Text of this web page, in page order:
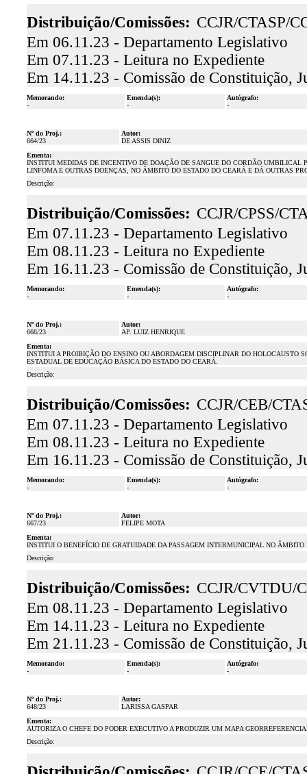
Distribuição/Comissões: CCJR/CTASP/
Em 06.11.23 - Departamento Legislativo
Em 07.11.23 - Leitura no Expediente
Em 14.11.23 - Comissão de Constituição,
Memorando:
-
Emenda(s):
-
Autógrafo:
-
Nº do Proj.:
664/23
Autor:
DE ASSIS DINIZ
Ementa:
INSTITUI MEDIDAS DE INCENTIVO DE DOAÇÃO DE SANGUE DO CORDÃO
LINFOMA E OUTRAS DOENÇAS, NO ÂMBITO DO ESTADO DO CEARÁ E DÁ OUTRAS
Descrição:
Distribuição/Comissões: CCJR/CPSS/
Em 07.11.23 - Departamento Legislativo
Em 08.11.23 - Leitura no Expediente
Em 16.11.23 - Comissão de Constituição,
Memorando:
-
Emenda(s):
-
Autógrafo:
-
Nº do Proj.:
666/23
Autor:
AP. LUIZ HENRIQUE
Ementa:
INSTITUI A PROIBIÇÃO DO ENSINO OU ABORDAGEM DISCIPLINAR DO HOLOCAUSTO
ESTADUAL DE EDUCAÇÃO BÁSICA DO ESTADO DO CEARÁ.
Descrição:
Distribuição/Comissões: CCJR/CEB/
Em 07.11.23 - Departamento Legislativo
Em 08.11.23 - Leitura no Expediente
Em 16.11.23 - Comissão de Constituição,
Memorando:
-
Emenda(s):
-
Autógrafo:
-
Nº do Proj.:
667/23
Autor:
FELIPE MOTA
Ementa:
INSTITUI O BENEFÍCIO DE GRATUIDADE DA PASSAGEM INTERMUNICIPAL NO
Descrição:
Distribuição/Comissões: CCJR/CVTDU/
Em 08.11.23 - Departamento Legislativo
Em 14.11.23 - Leitura no Expediente
Em 21.11.23 - Comissão de Constituição,
Memorando:
-
Emenda(s):
-
Autógrafo:
-
Nº do Proj.:
648/23
Autor:
LARISSA GASPAR
Ementa:
AUTORIZA O CHEFE DO PODER EXECUTIVO A PRODUZIR UM MAPA
Descrição: